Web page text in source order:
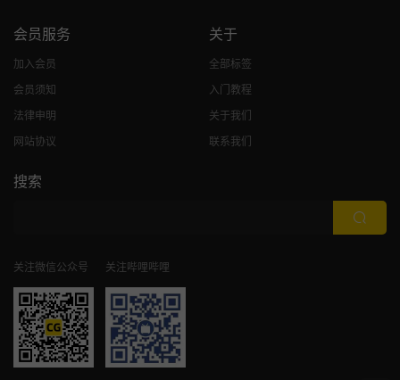
会员服务
加入会员
会员须知
法律申明
网站协议
关于
全部标签
入门教程
关于我们
联系我们
搜索
关注微信公众号 关注哔哩哔哩